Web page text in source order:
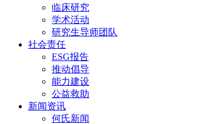
临床研究
学术活动
研究生导师团队
社会责任
ESG报告
推动倡导
能力建设
公益救助
新闻资讯
何氏新闻